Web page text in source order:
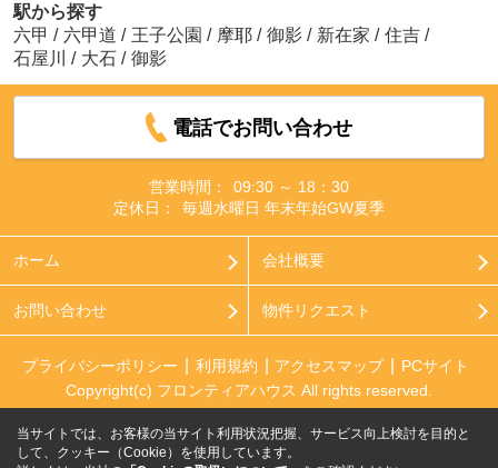
駅から探す
六甲 / 六甲道 / 王子公園 / 摩耶 / 御影 / 新在家 / 住吉 /
石屋川
/ 大石 / 御影
電話でお問い合わせ
営業時間：
09:30 ～ 18：30
定休日：
毎週水曜日 年末年始GW夏季
ホーム 会社概要
お問い合わせ 物件リクエスト
プライバシーポリシー 利用規約 アクセスマップ
PCサイト
Copyright(c) フロンティアハウス All rights reserved.
当サイトでは、お客様の当サイト利用状況把握、サービス向上検討を目的と
して、クッキー（Cookie）を使用しています。